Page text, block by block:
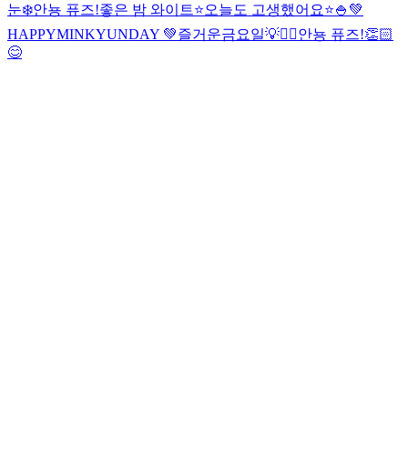
눈❄️안뇽 퓨즈!좋은 밤 와이트⭐️오늘도 고생했어요⭐️🍚 💚
HAPPYMINKYUNDAY 💚즐거운금요일💡✌🏻안뇽 퓨즈!👏🏻
😊